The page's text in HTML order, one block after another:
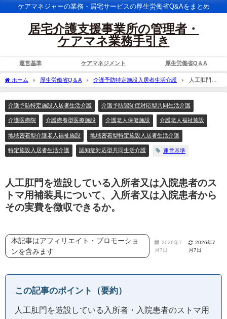
ケアマネジャーの業務・居宅サービスの厚生労働省Q&Aをまとめ
居宅介護支援事業所の管理者・
ケアマネ業務手引き
運営基準 ケアマネジメント 厚生労働省Q＆A
ホーム 厚生労働省Q＆A 介護予防特定施設入居者生活介護
人工肛門を
造設している入所者又は入院患者のストマ用補装具について、入所者又は入院患者か
介護予防特定施設入居者生活介護
介護予防認知症対応型共同生活介護
介護医療院 介護療養型医療施設 介護老人保健施設 介護老人福祉施設
地域密着型介護老人福祉施設 地域密着型特定施設入居者生活介護
特定施設入居者生活介護 認知症対応型共同生活介護 運営基準
人工肛門を造設している入所者又は入院患者のス
トマ用補装具について、入所者又は入院患者から
その実費を徴収できるか。
本記事はアフィリエイト・プロモーショ
ンを含みます
2026年7
月7日
2026年7
月7日
この記事のポイント（要約）
人工肛門を造設している入所者・入院患者のストマ用